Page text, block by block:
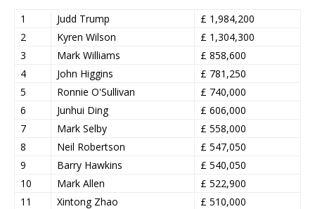
1 Judd Trump
£ 1,984,200
2
Kyren Wilson
£ 1,304,300
3
Mark Williams
£ 858,600
4
John Higgins
£ 781,250
5
Ronnie O'Sullivan
£ 740,000
6
Junhui Ding
£ 606,000
7
Mark Selby
£ 558,000
8
Neil Robertson
£ 547,050
9
Barry Hawkins
£ 540,050
10
Mark Allen
£ 522,900
11
Xintong Zhao
£ 510,000